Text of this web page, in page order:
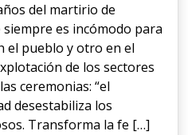
del martirio de
es incómodo para
el pueblo y otro en el
de los sectores
ceremonias: “el
desestabiliza los
Transforma la fe […]